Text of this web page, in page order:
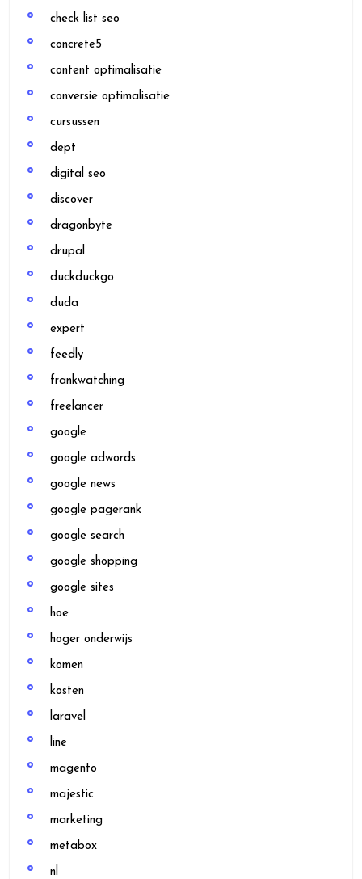
check list seo
concrete5
content optimalisatie
conversie optimalisatie
cursussen
dept
digital seo
discover
dragonbyte
drupal
duckduckgo
duda
expert
feedly
frankwatching
freelancer
google
google adwords
google news
google pagerank
google search
google shopping
google sites
hoe
hoger onderwijs
komen
kosten
laravel
line
magento
majestic
marketing
metabox
nl